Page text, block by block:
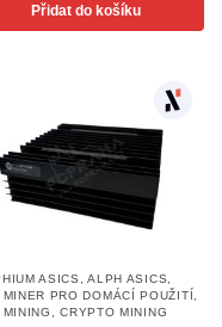
Přidat do košíku
ASICS ,ALPH ASICS,
PRO DOMÁCÍ POUŽITÍ,
,CRYPTO MINING